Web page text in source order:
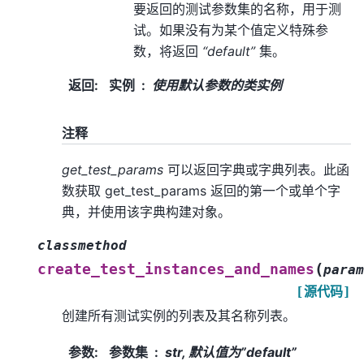
要返回的测试参数集的名称，用于测
试。如果没有为某个值定义特殊参
数，将返回 “default”集。
返回: 实例 使用默认参数的类实例
注释
get_test_params 可以返回字典或字典列表。此函
数获取 get_test_params 返回的第一个或单个字
典，并使用该字典构建对象。
classmethod
create_test_instances_and_names (
[源代码]
创建所有测试实例的列表及其名称列表。
参数: 参数集
str, 默认值为”default”